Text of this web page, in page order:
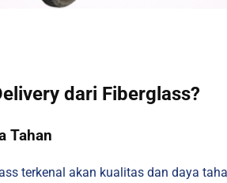
dari Fiberglass?
Tahan
terkenal akan kualitas dan daya